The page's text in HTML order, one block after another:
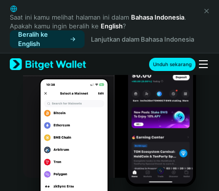
English
日本語
Tiếng Việt
Русский
Español (Latinoamérica)
Türkçe
Italiano
Português (Portugal)
Bahasa Indonesia
Saat ini kamu melihat halaman ini dalam Bahasa Indonesia.
Apakah kamu ingin beralih ke English?
Beralih ke
English
Lanjutkan dalam Bahasa Indonesia
Unduh sekarang